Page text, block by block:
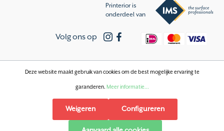
Printerior is
onderdeel van
Volg ons op
Deze website maakt gebruik van cookies om de best mogelijke ervaring te
garanderen. Meer informatie...
Weigeren Configureren